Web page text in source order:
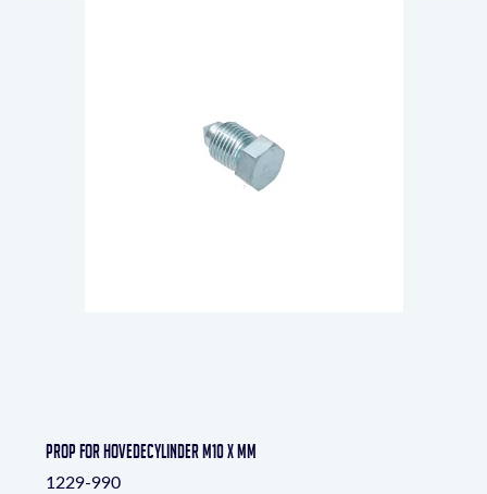
Prop for hovedecylinder M10 x mm
1229-990